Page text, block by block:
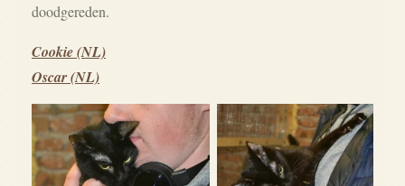
doodgereden.
Cookie (NL)
Oscar (NL)